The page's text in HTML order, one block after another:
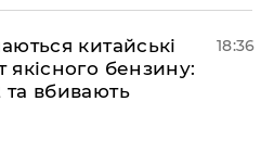
китайські
якісного бензину:
вбивають
18:36